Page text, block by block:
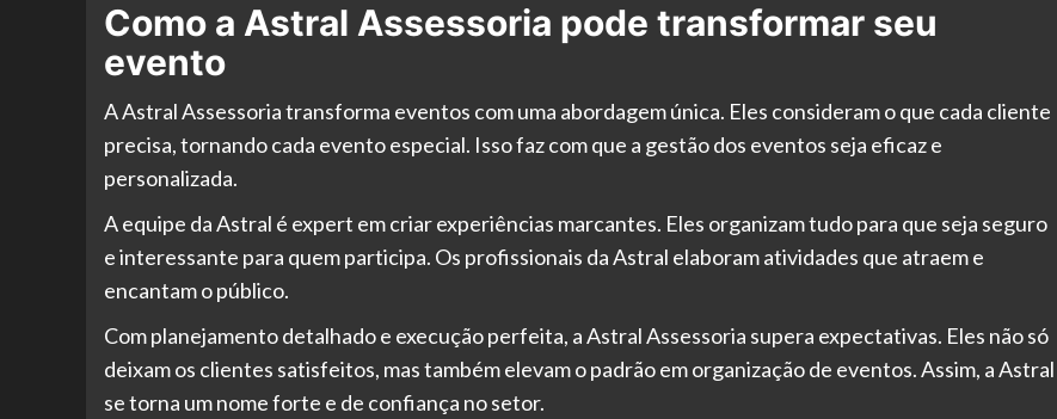
Como a Astral Assessoria pode transformar seu
evento
A Astral Assessoria transforma eventos com uma abordagem única. Eles consideram o que cada cliente
precisa, tornando cada evento especial. Isso faz com que a gestão dos eventos seja eficaz e
personalizada.
A equipe da Astral é expert em criar experiências marcantes. Eles organizam tudo para que seja seguro
e interessante para quem participa. Os profissionais da Astral elaboram atividades que atraem e
encantam o público.
Com planejamento detalhado e execução perfeita, a Astral Assessoria supera expectativas. Eles não só
deixam os clientes satisfeitos, mas também elevam o padrão em organização de eventos. Assim, a Astral
se torna um nome forte e de confiança no setor.